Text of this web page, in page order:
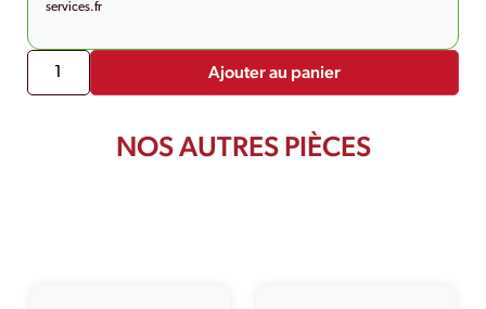
services.fr
Ajouter au panier
NOS AUTRES PIÈCES